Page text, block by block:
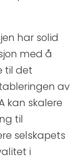
har solid
med å
til det
av
kan skalere
til
selskapets
i